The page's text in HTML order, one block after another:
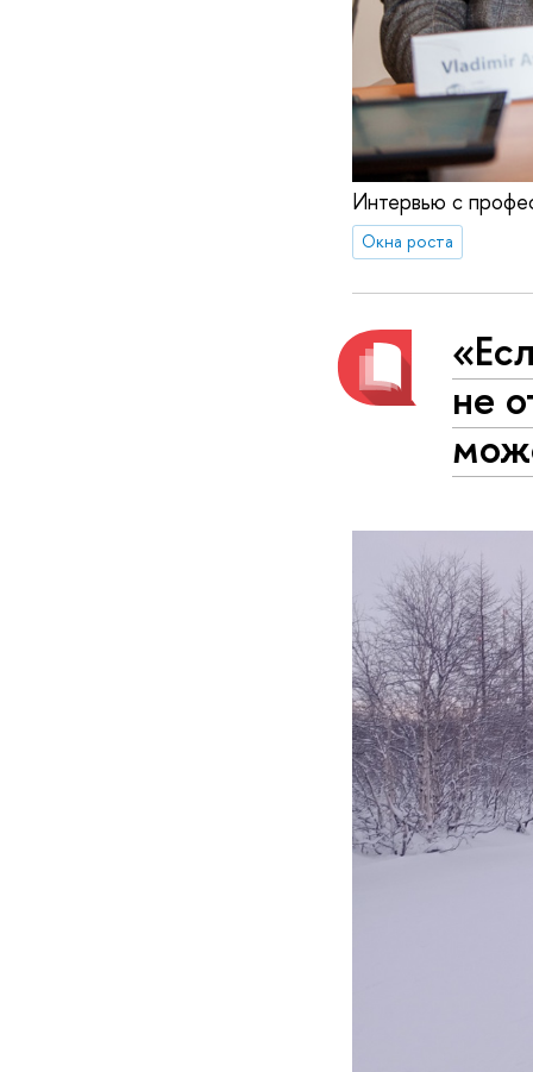
Интервью с
Окна роста
не